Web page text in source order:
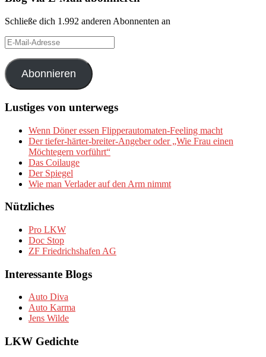
Schließe dich 1.992 anderen Abonnenten an
E-
Mail-
Adresse
Abonnieren
Lustiges von unterwegs
Wenn Döner essen Flipperautomaten-Feeling macht
Der tiefer-härter-breiter-Angeber oder „Wie Frau einen
Möchtegern vorführt“
Das Coilauge
Der Spiegel
Wie man Verlader auf den Arm nimmt
Nützliches
Pro LKW
Doc Stop
ZF Friedrichshafen AG
Interessante Blogs
Auto Diva
Auto Karma
Jens Wilde
LKW Gedichte